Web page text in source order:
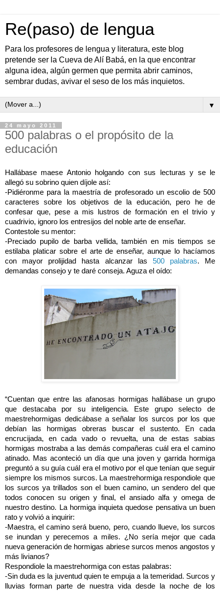
Re(paso) de lengua
Para los profesores de lengua y literatura, este blog
pretende ser la Cueva de Alí Babá, en la que encontrar
alguna idea, algún germen que permita abrir caminos,
sembrar dudas, avivar el seso de los más inquietos.
▼
24 mayo 2011
500 palabras o el propósito de la
educación
Hallábase maese Antonio holgando con sus lecturas y se le
allegó su sobrino quien díjole así:
-Pidiéronme para la maestría de profesorado un escolio de 500
caracteres sobre los objetivos de la educación, pero he de
confesar que, pese a mis lustros de formación en el trivio y
cuadrivio, ignoro los entresijos del noble arte de enseñar.
Contestole su mentor:
-Preciado pupilo de barba vellida, también en mis tiempos se
estilaba platicar sobre el arte de enseñar, aunque lo hacíamos
con mayor prolijidad hasta alcanzar las 500 palabras. Me
demandas consejo y te daré conseja. Aguza el oído:
“Cuentan que entre las afanosas hormigas hallábase un grupo
que destacaba por su inteligencia. Este grupo selecto de
maestrehormigas dedicábase a señalar los surcos por los que
debían las hormigas obreras buscar el sustento. En cada
encrucijada, en cada vado o revuelta, una de estas sabias
hormigas mostraba a las demás compañeras cuál era el camino
atinado. Mas aconteció un día que una joven y garrida hormiga
preguntó a su guía cuál era el motivo por el que tenían que seguir
siempre los mismos surcos. La maestrehormiga respondiole que
los surcos ya trillados son el buen camino, un sendero del que
todos conocen su origen y final, el ansiado alfa y omega de
nuestro destino. La hormiga inquieta quedose pensativa un buen
rato y volvió a inquirir:
-Maestra, el camino será bueno, pero, cuando llueve, los surcos
se inundan y perecemos a miles. ¿No sería mejor que cada
nueva generación de hormigas abriese surcos menos angostos y
más livianos?
Respondiole la maestrehormiga con estas palabras:
-Sin duda es la juventud quien te empuja a la temeridad. Surcos y
lluvias forman parte de nuestra vida desde la noche de los